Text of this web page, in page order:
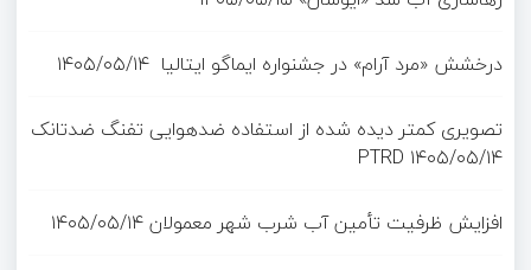
درخشش «مرد آرام» در جشنواره ایماگو ایتالیا ۱۴۰۵/۰۵/۱۴
تصویری کمتر دیده شده از استفاده ضدهوایی تفنگ ضدتانک
PTRD ۱۴۰۵/۰۵/۱۴
افزایش ظرفیت تأمین آب شرب شهر معمولان۱۴۰۵/۰۵/۱۴